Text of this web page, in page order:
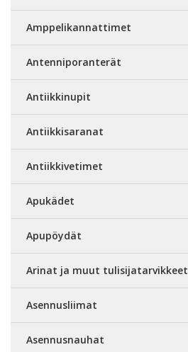
Amppelikannattimet
Antenniporanterät
Antiikkinupit
Antiikkisaranat
Antiikkivetimet
Apukädet
Apupöydät
Arinat ja muut tulisijatarvikkeet
Asennusliimat
Asennusnauhat